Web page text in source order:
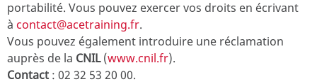
portabilité. Vous pouvez exercer vos droits en écrivant
à contact@acetraining.fr.
Vous pouvez également introduire une réclamation
auprès de la CNIL(www.cnil.fr).
Contact : 02 32 53 20 00.